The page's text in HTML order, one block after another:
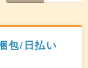
包/日払い